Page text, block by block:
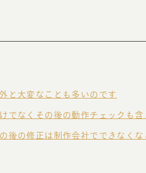
と大変なことも多いのです
でなくその後の動作チェックも含
後の修正は制作会社でできなくな